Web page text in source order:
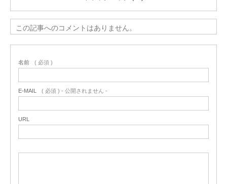
この記事へのコメントはありません。
名前 ( 必須 )
E-MAIL ( 必須 ) - 公開されません -
URL